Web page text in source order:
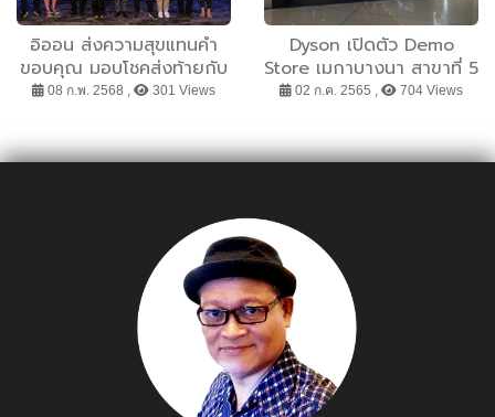
อิออน ส่งความสุขแทนคำ
ขอบคุณ มอบโชคส่งท้ายกับ
แคมเปญ ช้อป ลุ้นโชค กับอิ
08 ก.พ. 2568 , 301 Views
Dyson เปิดตัว Demo
Store เมกาบางนา สาขาที่ 5
ในประเทศไทย นำเสนอ
ผลิตภัณฑ์
02 ก.ค. 2565 , 704 Views